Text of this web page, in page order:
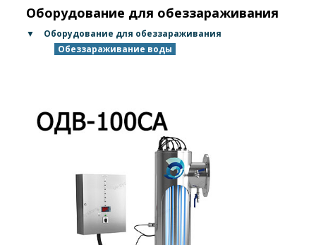
Оборудование для обеззараживания
▼
Оборудование для обеззараживания
Обеззараживание воды